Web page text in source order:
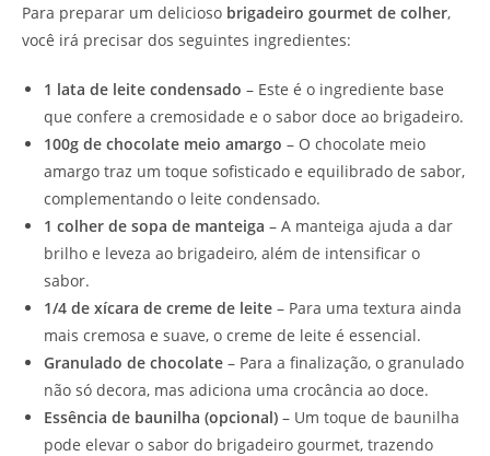
Para preparar um delicioso brigadeiro gourmet de colher,
você irá precisar dos seguintes ingredientes:
1 lata de leite condensado – Este é o ingrediente base
que confere a cremosidade e o sabor doce ao brigadeiro.
100g de chocolate meio amargo – O chocolate meio
amargo traz um toque sofisticado e equilibrado de sabor,
complementando o leite condensado.
1 colher de sopa de manteiga – A manteiga ajuda a dar
brilho e leveza ao brigadeiro, além de intensificar o
sabor.
1/4 de xícara de creme de leite – Para uma textura ainda
mais cremosa e suave, o creme de leite é essencial.
Granulado de chocolate – Para a finalização, o granulado
não só decora, mas adiciona uma crocância ao doce.
Essência de baunilha (opcional) – Um toque de baunilha
pode elevar o sabor do brigadeiro gourmet, trazendo